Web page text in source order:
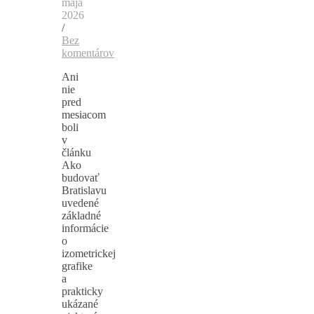
2026
/
Bez
komentárov
Ani
nie
pred
mesiacom
boli
v
článku
Ako
budovať
Bratislavu
uvedené
základné
informácie
o
izometrickej
grafike
a
prakticky
ukázané